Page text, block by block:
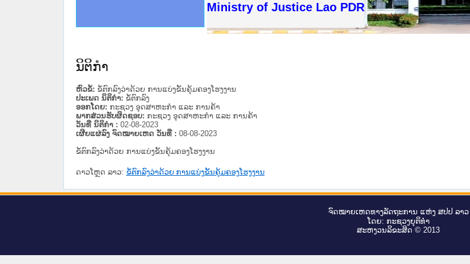
Ministry of Justice Lao PDR
ານສະພາປະຊາຊົນ ພາກເໜືອ
ທາງລັດຖະການ
ສຳລັບ ພາກກາງ
ສຳລັບ ພາກໃຕ້
ວິທະຍາຄານຕຳຫຼວດປະຊາຊົນ
ວິທະຍາຄານສັນຕິບານປະຊາຊົນ
ຂັ້ນແຂວງພາກເໜືອ
ານສະພາປະຊາຊົນ ພາກກາງ
ນິຕິກໍາ
ຫົວຂໍ້: ຂໍ້ຕົກລົງວ່າດ້ວຍ ການແບ່ງຂັ້ນຄຸ້ມຄອງໂຮງງານ
ປະເພດ ນິຕິກໍາ: ຂໍ້ຕົກລົງ
ອອກໂດຍ: ກະຊວງ ອຸດສາຫະກຳ ແລະ ການຄ້າ
ພາກສ່ວນຮັບຜິດຊອບ: ກະຊວງ ອຸດສາຫະກຳ ແລະ ການຄ້າ
ວັນທີ່ ນິຕິກໍາ : 02-08-2023
ເຜີຍແຜ່ລົງ ຈົດໝາຍເຫດ ວັນທີ່ : 08-08-2023
ຂໍ້ຕົກລົງວ່າດ້ວຍ ການແບ່ງຂັ້ນຄຸ້ມຄອງໂຮງງານ
ດາວໂຫຼດ ລາວ: ຂໍ້ຕົກລົງວ່າດ້ວຍ ການແບ່ງຂັ້ນຄຸ້ມຄອງໂຮງງານ
ຈົດ​ໝາຍ​ເຫດ​ທາງ​ລັດ​ຖະ​ການ ແຫ່ງ ສ​ປ​ປ ລາວ
ໂດຍ: ກະ​ຊວງຍຸ​ຕິ​ທຳ
ສະ​ຫງວນ​ລິ​ຂະ​ສິດ © 2013